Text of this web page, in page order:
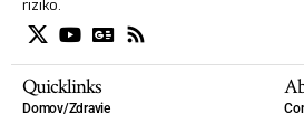
riziko.
Quicklinks
Domov/Zdravie